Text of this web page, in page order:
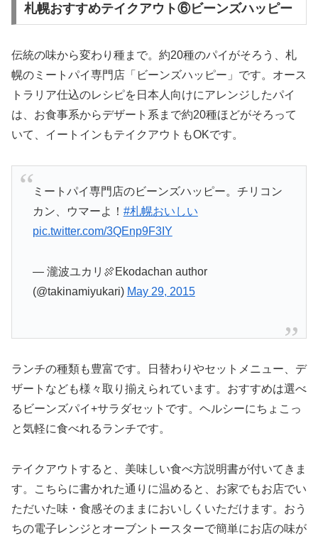
札幌おすすめテイクアウト⑥ビーンズハッピー
伝統の味から変わり種まで。約20種のパイがそろう、札
幌のミートパイ専門店「ビーンズハッピー」です。オース
トラリア仕込のレシピを日本人向けにアレンジしたパイ
は、お食事系からデザート系まで約20種ほどがそろって
いて、イートインもテイクアウトもOKです。
ミートパイ専門店のビーンズハッピー。チリコン
カン、ウマーよ！ #札幌おいしい
pic.twitter.com/3QEnp9F3IY
— 瀧波ユカリ🍖Ekodachan author
(@takinamiyukari) May 29, 2015
ランチの種類も豊富です。日替わりやセットメニュー、デ
ザートなども様々取り揃えられています。おすすめは選べ
るビーンズパイ+サラダセットです。ヘルシーにちょこっ
と気軽に食べれるランチです。
テイクアウトすると、美味しい食べ方説明書が付いてきま
す。こちらに書かれた通りに温めると、お家でもお店でい
ただいた味・食感そのままにおいしくいただけます。おう
ちの電子レンジとオーブントースターで簡単にお店の味が